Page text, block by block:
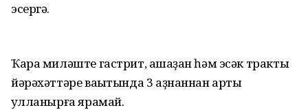
эсергә.
Ҡара миләште гастрит, ашҡаҙан һәм эсәк тракты
йәрәхәттәре ваҡытында 3 аҙнаннан артыҡ
ҡулланырға ярамай.